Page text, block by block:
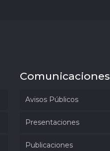
Comunicaciones
Avisos Públicos
Presentaciones
Publicaciones